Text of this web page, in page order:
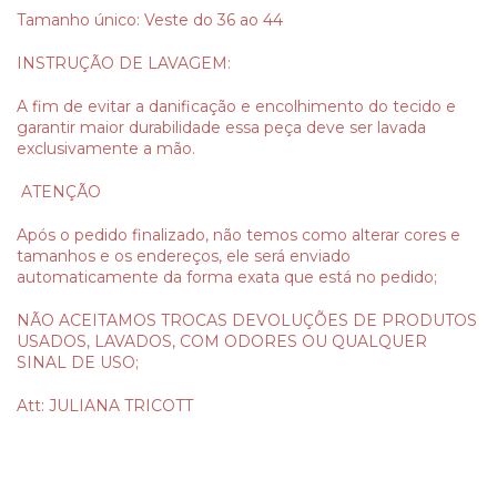
Tamanho único: Veste do 36 ao 44
INSTRUÇÃO DE LAVAGEM:
A fim de evitar a danificação e encolhimento do tecido e
garantir maior durabilidade essa peça deve ser lavada
exclusivamente a mão.
ATENÇÃO
Após o pedido finalizado, não temos como alterar cores e
tamanhos e os endereços, ele será enviado
automaticamente da forma exata que está no pedido;
NÃO ACEITAMOS TROCAS DEVOLUÇÕES DE PRODUTOS
USADOS, LAVADOS, COM ODORES OU QUALQUER
SINAL DE USO;
Att: JULIANA TRICOTT